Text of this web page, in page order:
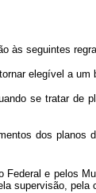
às seguintes
elegível a
se tratar de
dos
e pelos
supervisão, pela